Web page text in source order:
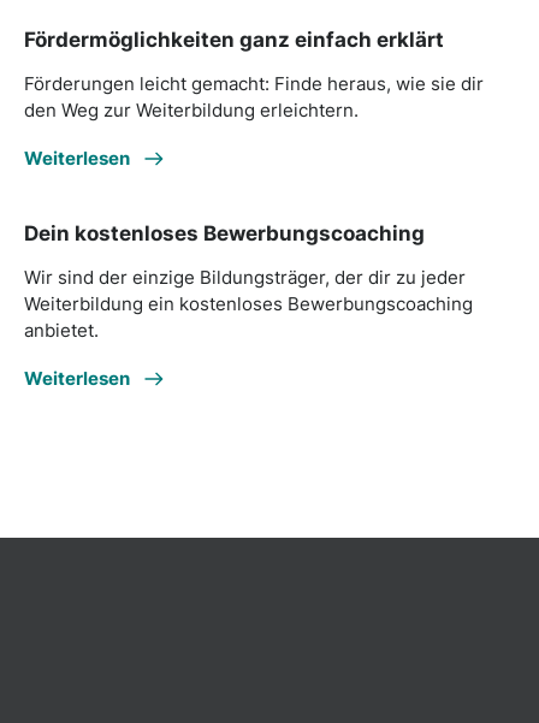
Fördermöglichkeiten ganz einfach erklärt
Förderungen leicht gemacht: Finde heraus, wie sie dir
den Weg zur Weiterbildung erleichtern.
Weiterlesen
Dein kostenloses Bewerbungscoaching
Wir sind der einzige Bildungsträger, der dir zu jeder
Weiterbildung ein kostenloses Bewerbungscoaching
anbietet.
Weiterlesen